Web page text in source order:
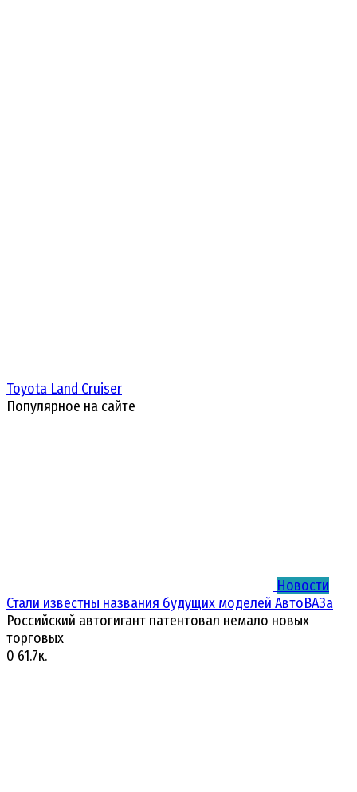
Toyota Land Cruiser
Популярное на сайте
Новости
Стали известны названия будущих моделей АвтоВАЗа
Российский автогигант патентовал немало новых
торговых
0 61.7к.